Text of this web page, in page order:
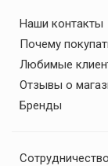
Наши контакты
Почему
Любимые
Отзывы о
Бренды
Сотрудничество